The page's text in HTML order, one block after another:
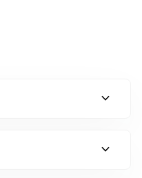
expand_more
expand_more